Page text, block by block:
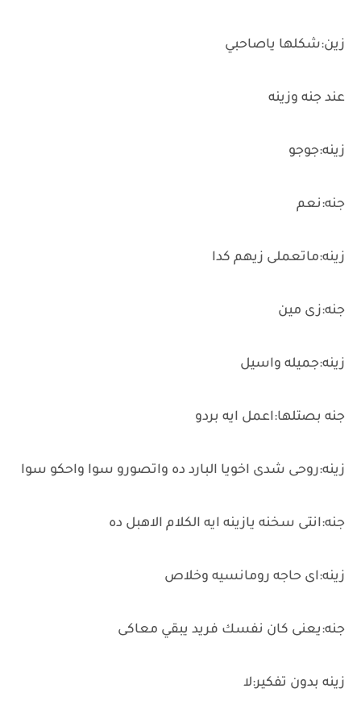
زين:شكلها ياصاحبي
عند جنه وزينه
زينه:جوجو
جنه:نعم
زينه:ماتعملى زيهم كدا
جنه:زى مين
زينه:جميله واسيل
جنه بصتلها:اعمل ايه بردو
زينه:روحى شدى اخويا البارد ده واتصورو سوا واحكو سوا
جنه:انتى سخنه يازينه ايه الكلام الاهبل ده
زينه:اى حاجه رومانسيه وخلاص
جنه:يعنى كان نفسك فريد يبقي معاكى
زينه بدون تفكير:لا